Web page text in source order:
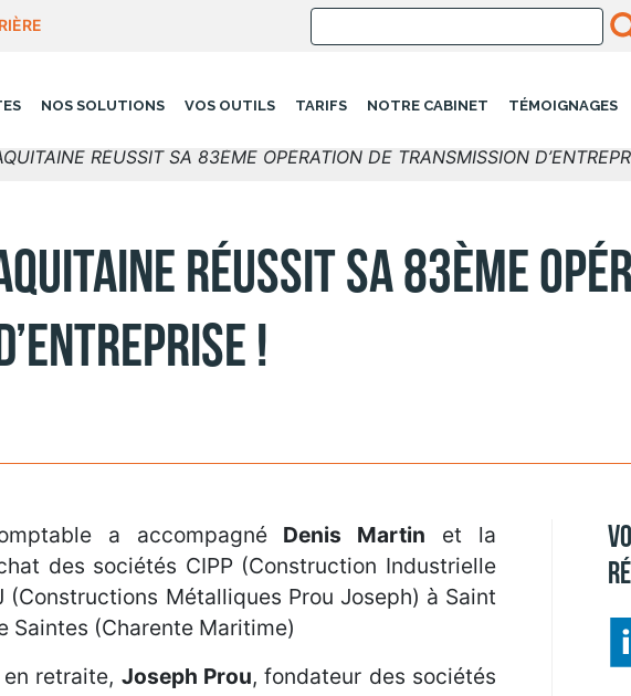
NOS SOLUTIONS VOS OUTILS TARIFS NOTRE CABINET TÉMOIGNAGES
RÉUSSIT SA 83ÈME OPÉRATION DE TRANSMISSION
RÉUSSIT SA 83ÈME
!
a accompagné Denis Martin et la
des sociétés CIPP (Construction Industrielle
(Constructions Métalliques Prou Joseph) à Saint
Saintes (Charente Maritime)
retraite, Joseph Prou, fondateur des sociétés